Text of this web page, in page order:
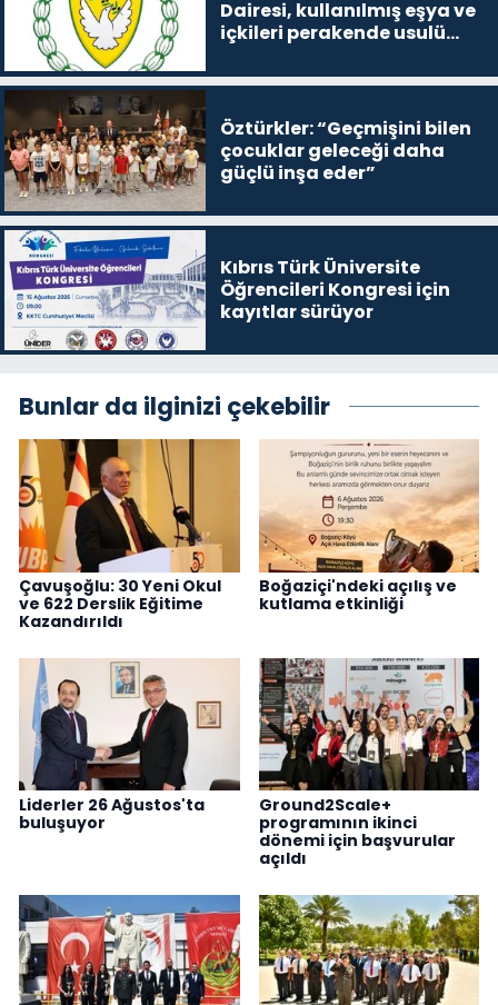
Dairesi, kullanılmış eşya ve
içkileri perakende usulü
Öztürkler: “Geçmişini bilen
çocuklar geleceği daha
güçlü inşa eder”
Kıbrıs Türk Üniversite
Öğrencileri Kongresi için
kayıtlar sürüyor
Bunlar da ilginizi çekebilir
Çavuşoğlu: 30 Yeni Okul
ve 622 Derslik Eğitime
Kazandırıldı
Boğaziçi'ndeki açılış ve
kutlama etkinliği
Liderler 26 Ağustos'ta
buluşuyor
Ground2Scale+
programının ikinci
dönemi için başvurular
açıldı